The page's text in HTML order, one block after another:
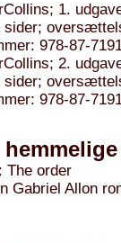
1.
sider;
978-87-
2.
sider;
978-87-
The order
Gabriel Allon